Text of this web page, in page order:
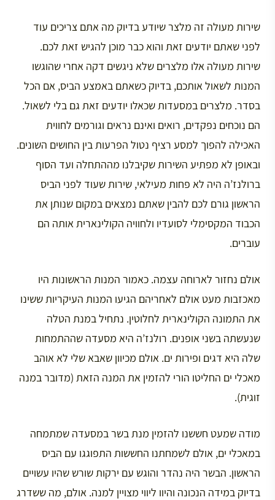
שירות מעולה זה מלצר שיודע בדיוק מה אתם צריכים עוד
לפני שאתם יודעים זאת והוא כבר מוכן להגיש זאת לכם.
שירות מעולה אלו מלצרים שלא ניגשים דקה אחרי שהוגשו
המנות לשאול אותכם, בדיוק כשאתם באמצע הביס, אם הכל
בסדר. מלצרים במסעדות שכאלו יודעים זאת גם בלי לשאול.
הם נוכחים נפקדים, רואים ואינם נראים וגורמים לחווית
האכילה להפוך למסע רציף נטול הפרעות בין החושים השונים.
ובאופן לא מפתיע השירות שקיבלנו מההתחלה ועד הסוף
ברולנז’ה היה לא פחות מעילאי, שירות שעוד לפני הביס
הראשון גורם לכם להבין שאתם נמצאים במקום שנותן את
הכבוד המקסימלי לסועדיו ולחוויה הקולינארית אותה הם
עוברים.
אולם נחזור לארוחה עצמה. כאמור המנות הראשונות היו
מאכזבות מעט אולם לאחריהם הגיעו המנות העיקריות ששינו
את התמונה הקולינארית לחלוטין. נתחיל במנת הטלה
שנעשתה בשני אופנים. רולנז’ה היא מסעדה שההתמחות
שלה היא דגים ופירות ים. אולם מכיוון שאבא שלי לא אוהב
מאכלי ים החליטו הורי להזמין את המנה הזאת (מדובר במנה
זוגית).
מודה שמעט חששנו להזמין מנת בשר במסעדה שמתמחה
במאכלי ים, אולם לשמחתנו החששות התפוגגו עם הביס
הראשון. הבשר היה נהדר והוגש עם ירקות שורש שהיו עשויים
בדיוק במידה הנכונה והיוו ליווי מצויין למנה. אולם, מה ששדרג